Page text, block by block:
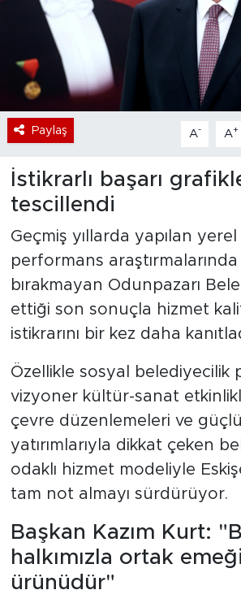
Paylaş A- A+
İstikrarlı başarı
tescillendi
Geçmiş yıllarda yapılan
performans
bırakmayan Odunpazarı
ettiği son sonuçla hizmet
istikrarını bir kez daha
Özellikle sosyal belediyecilik
vizyoner kültür-sanat
çevre düzenlemeleri ve
yatırımlarıyla dikkat çeken
odaklı hizmet modeliyle
tam not almayı sürdürüyor.
Başkan Kazım Kurt:
halkımızla ortak
ürünüdür"